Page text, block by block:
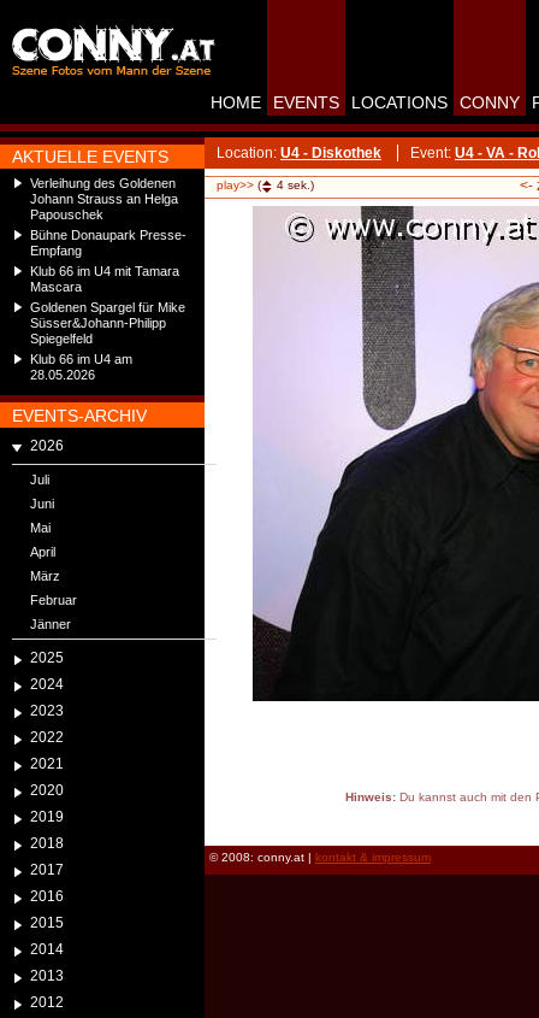
AKTUELLE EVENTS
Verleihung des Goldenen
Johann Strauss an Helga
Papouschek
Bühne Donaupark Presse-
Empfang
Klub 66 im U4 mit Tamara
Mascara
Goldenen Spargel für Mike
Süsser&Johann-Philipp
Spiegelfeld
Klub 66 im U4 am
28.05.2026
EVENTS-ARCHIV
2026
Juli
Juni
Mai
April
März
Februar
Jänner
2025
2024
2023
2022
2021
2020
2019
2018
2017
2016
2015
2014
2013
2012
HOME EVENTS LOCATIONS CONNY
Location: U4 - Diskothek Event: U4 - VA -
play>> ( 4 sek.) <-
Hinweis:Du kannst auch mit den
© 2008: conny.at | kontakt & impressum